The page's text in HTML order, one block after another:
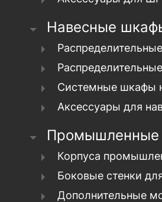
Навесные
Системные шкафы
Аксессуары для
Промышленные
Корпуса
Боковые стенки
Дополнительные